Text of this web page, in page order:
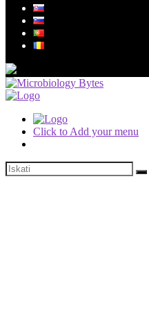
Click to Add your menu